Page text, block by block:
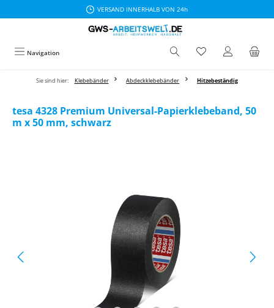
VERSAND INNERHALB VON 24h
Navigation
Sie sind hier: Klebebänder Abdeckklebebänder Hitzebeständig
tesa 4328 Premium Universal-Papierklebeband, 50
m x 50 mm, schwarz